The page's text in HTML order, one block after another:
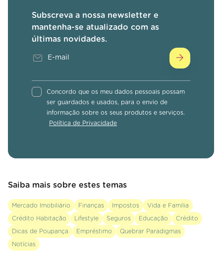
Subscreva a nossa newsletter e
mantenha-se atualizado com as
últimas novidades.
Concordo que os meu dados pessoais possam
ser guardados e usados, para o envio de
informação sobre os seus produtos e serviços.
Política de Privacidade
Saiba mais sobre estes temas
Mercado Imobiliário Finanças Impostos Vida e Família
Crédito Habitação Lifestyle Seguros Educação Crédito
Dicas de Poupança Empréstimo Quebrar Paradigmas
Notícias